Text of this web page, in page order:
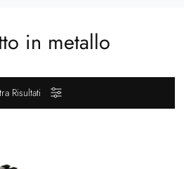
in metallo
Risultati